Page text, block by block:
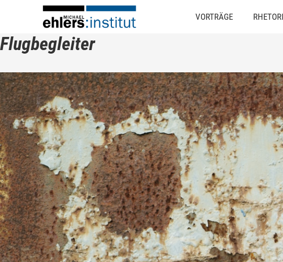
VORTRÄGE
Flugbegleiter